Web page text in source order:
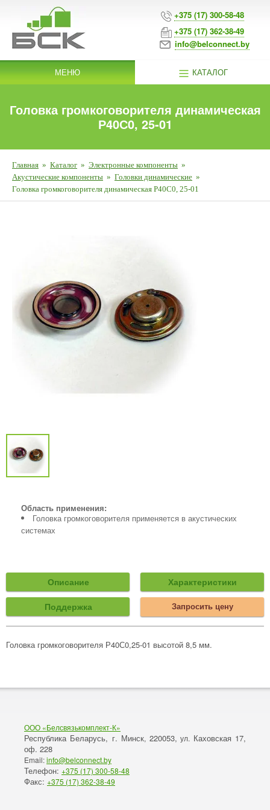
+375 (17) 300-58-48
+375 (17) 362-38-49
info@belconnect.by
МЕНЮ КАТАЛОГ
Головка громкоговорителя динамическая
Р40С0, 25-01
Главная » Каталог » Электронные компоненты »
Акустические компоненты » Головки динамические »
Головка громкоговорителя динамическая Р40С0, 25-01
Область применения:
Головка громкоговорителя применяется в акустических
системах
Описание Характеристики
Поддержка Запросить цену
Головка громкоговорителя Р40С0,25-01 высотой 8,5 мм.
ООО «Белсвязькомплект-К»
Республика Беларусь, г. Минск, 220053, ул. Каховская 17,
оф. 228
Email:info@belconnect.by
Телефон: +375 (17) 300-58-48
Факс: +375 (17) 362-38-49